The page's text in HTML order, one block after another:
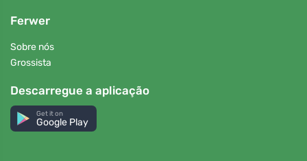
Ferwer
Sobre nós
Grossista
Descarregue a aplicação
Get it on
Google Play